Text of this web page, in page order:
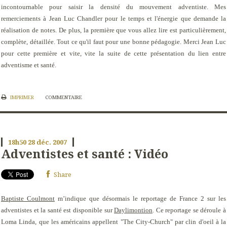
incontournable pour saisir la densité du mouvement adventiste. Mes
remerciements à Jean Luc Chandler pour le temps et l'énergie que demande la
réalisation de notes. De plus, la première que vous allez lire est particulièrement,
complète, détaillée. Tout ce qu'il faut pour une bonne pédagogie. Merci Jean Luc
pour cette première et vite, vite la suite de cette présentation du lien entre
adventisme et santé.
IMPRIMER COMMENTAIRE
18h50 28 déc. 2007
Adventistes et santé : Vidéo
Share
Baptiste Coulmont m’indique que désormais le reportage de France 2 sur les
adventistes et la santé est disponible surDaylimontion . Ce reportage se déroule à
Loma Linda, que les américains appellent "The City-Church" par clin d'oeil à la